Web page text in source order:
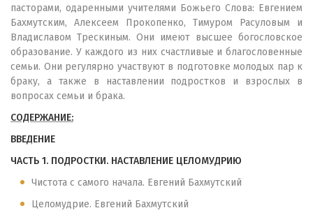
пасторами, одаренными учителями Божьего Слова: Евгением
Бахмутским, Алексеем Прокопенко, Тимуром Расуловым и
Владиславом Трескиным. Они имеют высшее богословское
образование. У каждого из них счастливые и благословенные
семьи. Они регулярно участвуют в подготовке молодых пар к
браку, а также в наставлении подростков и взрослых в
вопросах семьи и брака.
СОДЕРЖАНИЕ:
ВВЕДЕНИЕ
ЧАСТЬ 1. ПОДРОСТКИ. НАСТАВЛЕНИЕ ЦЕЛОМУДРИЮ
Чистота с самого начала. Евгений Бахмутский
Целомудрие. Евгений Бахмутский